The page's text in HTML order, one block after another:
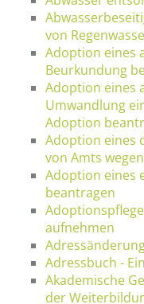
von
Adoption eines
Beurkundung
Adoption eines
Umwandlung
Adoption
Adoption eines
von Amts wegen
Adoption eines
beantragen
aufnehmen
Adressbuch -
Akademische
der